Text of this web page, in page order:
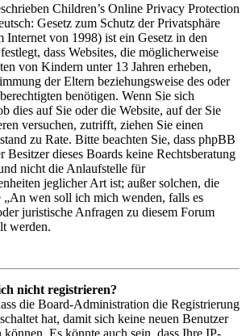
Children’s Online Privacy Protection
Gesetz zum Schutz der Privatsphäre
Internet von 1998) ist ein Gesetz in den
dass Websites, die möglicherweise
von Kindern unter 13 Jahren erheben,
der Eltern beziehungsweise des oder
benötigen. Wenn Sie sich
dies auf Sie oder die Website, auf der Sie
versuchen, zutrifft, ziehen Sie einen
zu Rate. Bitte beachten Sie, dass phpBB
Besitzer dieses Boards keine Rechtsberatung
nicht die Anlaufstelle für
jeglicher Art ist; außer solchen, die
„An wen soll ich mich wenden, falls es
juristische Anfragen zu diesem Forum
werden.
nicht registrieren?
die Board-Administration die Registrierung
hat, damit sich keine neuen Benutzer
können. Es könnte auch sein, dass Ihre IP-